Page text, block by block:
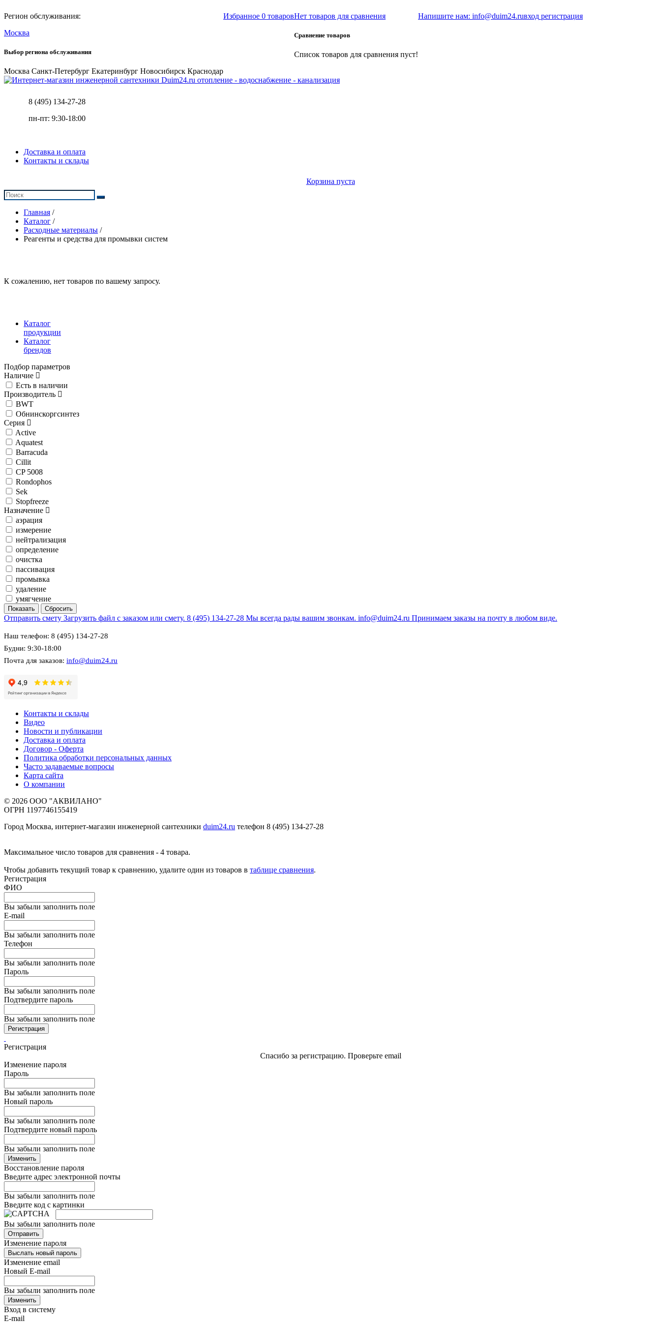
Регион обслуживания:
Москва
Выбор региона обслуживания
Москва Санкт-Петербург Екатеринбург Новосибирск Краснодар
Избранное 0 товаровНет товаров для сравнения
Сравнение товаров
Список товаров для сравнения пуст!
Напишите нам: info@duim24.ruвход регистрация
отопление - водоснабжение - канализация
8 (495) 134-27-28
пн-пт: 9:30-18:00
Доставка и оплата
Контакты и склады
Корзина пуста
Главная /
Каталог /
Расходные материалы /
Реагенты и средства для промывки систем
К сожалению, нет товаров по вашему запросу.
Каталог
продукции
Каталог
брендов
Подбор параметров
Наличие
Есть в наличии
Производитель
BWT
Обнинскоргсинтез
Серия
Active
Aquatest
Barracuda
Cillit
CP 5008
Rondophos
Sek
Stopfreeze
Назначение
аэрация
измерение
нейтрализация
определение
очистка
пассивация
промывка
удаление
умягчение
Отправить смету Загрузить файл с заказом или смету. 8 (495) 134-27-28 Мы всегда рады вашим звонкам. info@duim24.ru Принимаем заказы на почту в любом виде.
Наш телефон: 8 (495) 134-27-28
Будни: 9:30-18:00
Почта для заказов: info@duim24.ru
Контакты и склады
Видео
Новости и публикации
Доставка и оплата
Договор - Оферта
Политика обработки персональных данных
Часто задаваемые вопросы
Карта сайта
О компании
© 2026 ООО "АКВИЛАНО"
ОГРН 1197746155419
Город Москва, интернет-магазин инженерной сантехники duim24.ru телефон 8 (495) 134-27-28
Максимальное число товаров для сравнения - 4 товара.
Чтобы добавить текущий товар к сравнению, удалите один из товаров в таблице сравнения.
Регистрация
ФИО
Вы забыли заполнить поле
E-mail
Вы забыли заполнить поле
Телефон
Вы забыли заполнить поле
Пароль
Вы забыли заполнить поле
Подтвердите пароль
Вы забыли заполнить поле
Регистрация
Регистрация
Спасибо за регистрацию. Проверьте email
Изменение пароля
Пароль
Вы забыли заполнить поле
Новый пароль
Вы забыли заполнить поле
Подтвердите новый пароль
Вы забыли заполнить поле
Изменить
Восстановление пароля
Введите адрес электронной почты
Вы забыли заполнить поле
Введите код с картинки
Вы забыли заполнить поле
Отправить
Изменение пароля
Выслать новый пароль
Изменение email
Новый E-mail
Вы забыли заполнить поле
Изменить
Вход в систему
E-mail